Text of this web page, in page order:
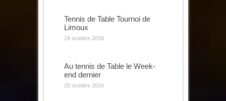
Tennis de Table Tournoi de
Limoux
24 octobre 2016
Au tennis de Table le Week-
end dernier
20 octobre 2016